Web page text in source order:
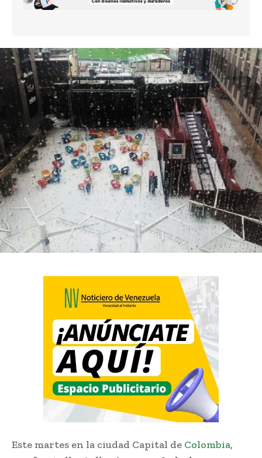
Este martes en la ciudad Capital de Colombia,